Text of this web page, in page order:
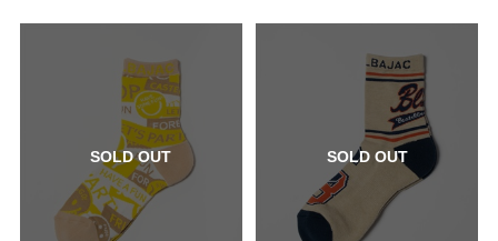
SOLD OUT SOLD OUT